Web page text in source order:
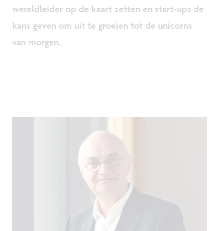
wereldleider op de kaart zetten en start-ups de
kans geven om uit te groeien tot de unicorns
van morgen.